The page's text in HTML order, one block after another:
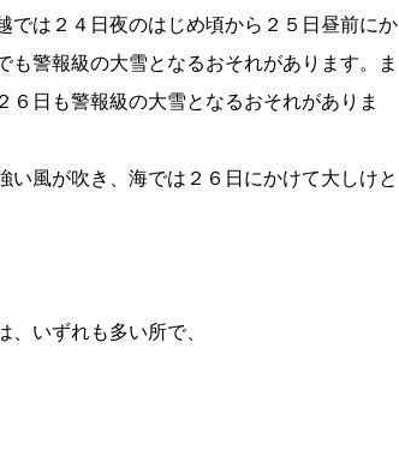
では２４日夜のはじめ頃から２５日昼前にか
警報級の大雪となるおそれがあります。ま
日も警報級の大雪となるおそれがありま
風が吹き、海では２６日にかけて大しけと
いずれも多い所で、